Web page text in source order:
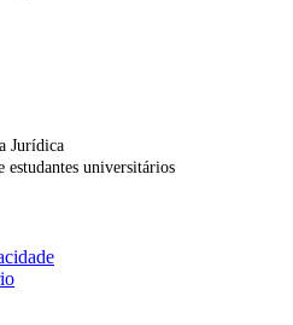
Jurídica
estudantes universitários